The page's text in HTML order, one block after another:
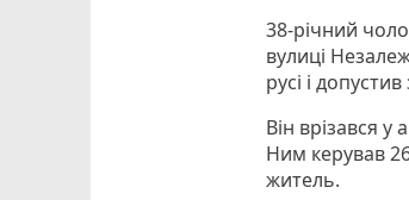
38-річний
вулиці
русі і
Він врізався у
Ним керував
житель.